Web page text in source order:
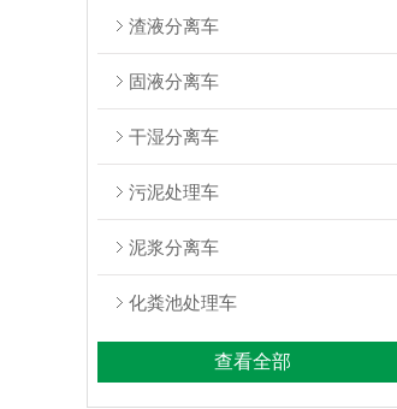
渣液分离车
固液分离车
干湿分离车
污泥处理车
泥浆分离车
化粪池处理车
查看全部